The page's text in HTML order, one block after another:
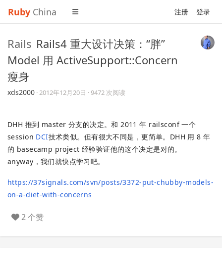
Ruby China 注册 登录
Rails Rails4 重大设计决策：“胖”
Model 用 ActiveSupport::Concern
瘦身
xds2000 ·2012年12月20日 · 9472 次阅读
DHH 推到 master 分支的决定。和 2011 年 railsconf 一个
session DCI技术类似。但有很大不同是，更简单。DHH 用 8 年
的 basecamp project 经验验证他的这个决定是对的。
anyway，我们就快点学习吧。
https://37signals.com/svn/posts/3372-put-chubby-models-
on-a-diet-with-concerns
2 个赞